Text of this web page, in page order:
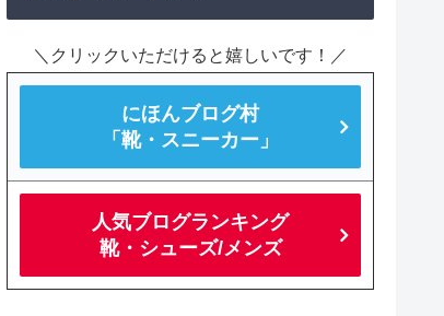
＼クリックいただけると嬉しいです！／
にほんブログ村
「靴・スニーカー」
人気ブログランキング
靴・シューズ/メンズ